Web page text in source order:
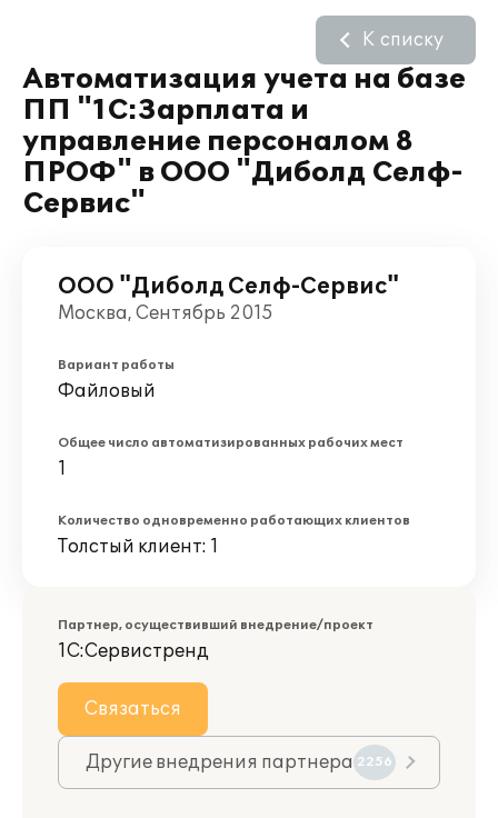
Автоматизация учета на базе
ПП "1С:Зарплата и
управление персоналом 8
ПРОФ" в ООО "Диболд Селф-
Сервис"
К списку
ООО "Диболд Селф-Сервис"
Москва, Сентябрь 2015
Вариант работы
Файловый
Общее число автоматизированных рабочих мест
1
Количество одновременно работающих клиентов
Толстый клиент: 1
Партнер, осуществивший внедрение/проект
1С:Сервистренд
Связаться
Другие внедрения партнера 2256